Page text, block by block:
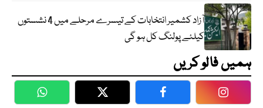
آزاد کشمیر انتخابات کے تیسرے مرحلے میں 4 نشستوں
کیلئے پولنگ کل ہو گی
ہمیں فالو کریں
WhatsApp Twitter Facebook